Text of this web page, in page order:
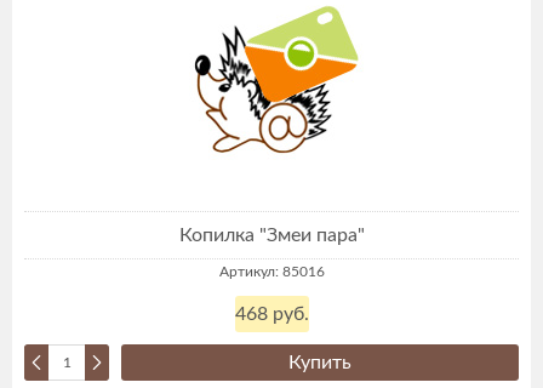
Копилка "Змеи пара"
Артикул: 85016
468 руб.
Купить